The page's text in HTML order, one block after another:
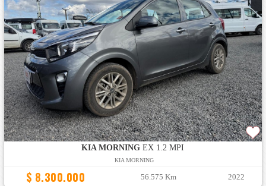
KIA MORNING EX 1.2 MPI
KIA MORNING
$ 8.300.000 56.575 Km 2022